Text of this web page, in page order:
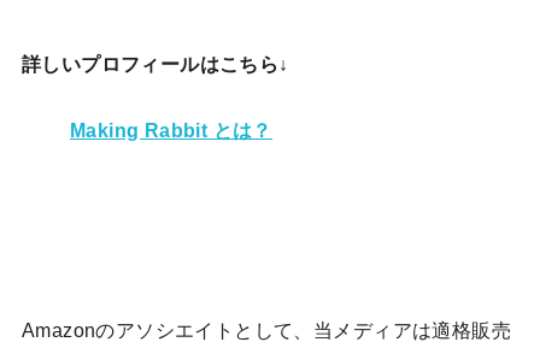
詳しいプロフィールはこちら↓
Making Rabbit とは？
Amazonのアソシエイトとして、当メディアは適格販売